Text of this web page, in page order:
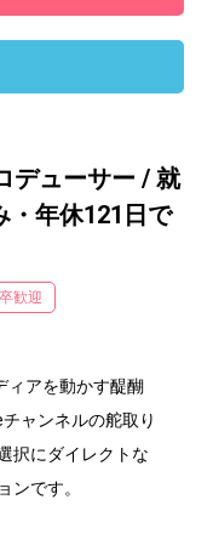
デューサー / 就
・年休121日で
歓迎
ィアを動かす醍醐
ャンネルの舵取り
択にダイレクトな
ンです。